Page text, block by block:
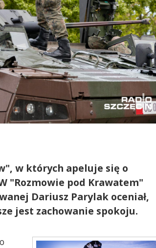
w których apeluje się o
"Rozmowie pod Krawatem"
Dariusz Parylak oceniał,
jest zachowanie spokoju.